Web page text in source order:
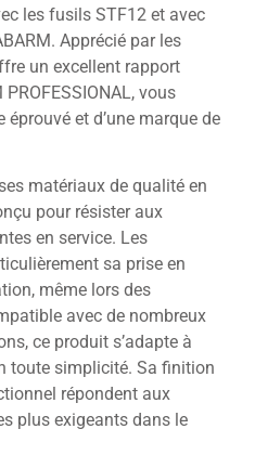
les fusils STF12 et avec
Apprécié par les
un excellent rapport
vous
éprouvé et d’une marque de
matériaux de qualité en
pour résister aux
en service. Les
sa prise en
même lors des
avec de nombreux
ce produit s’adapte à
toute simplicité. Sa finition
répondent aux
plus exigeants dans le